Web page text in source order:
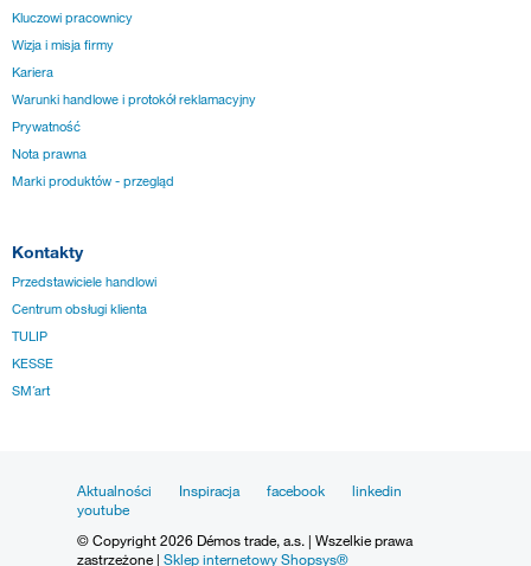
Kluczowi pracownicy
Wizja i misja firmy
Kariera
Warunki handlowe i protokół reklamacyjny
Prywatność
Nota prawna
Marki produktów - przegląd
Kontakty
Przedstawiciele handlowi
Centrum obsługi klienta
TULIP
KESSE
SM´art
Aktualności Inspiracja facebook
linkedin
youtube
© Copyright 2026 Démos trade, a.s. | Wszelkie prawa
zastrzeżone | Sklep internetowy Shopsys®